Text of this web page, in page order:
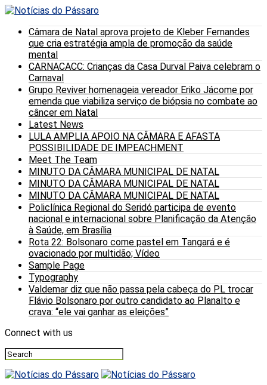
Câmara de Natal aprova projeto de Kleber Fernandes
que cria estratégia ampla de promoção da saúde
mental
CARNACACC: Crianças da Casa Durval Paiva celebram o
Carnaval
Grupo Reviver homenageia vereador Eriko Jácome por
emenda que viabiliza serviço de biópsia no combate ao
câncer em Natal
Latest News
LULA AMPLIA APOIO NA CÂMARA E AFASTA
POSSIBILIDADE DE IMPEACHMENT
Meet The Team
MINUTO DA CÂMARA MUNICIPAL DE NATAL
MINUTO DA CÂMARA MUNICIPAL DE NATAL
MINUTO DA CÂMARA MUNICIPAL DE NATAL
Policlínica Regional do Seridó participa de evento
nacional e internacional sobre Planificação da Atenção
à Saúde, em Brasília
Rota 22: Bolsonaro come pastel em Tangará e é
ovacionado por multidão; Vídeo
Sample Page
Typography
Valdemar diz que não passa pela cabeça do PL trocar
Flávio Bolsonaro por outro candidato ao Planalto e
crava: “ele vai ganhar as eleições”
Connect with us